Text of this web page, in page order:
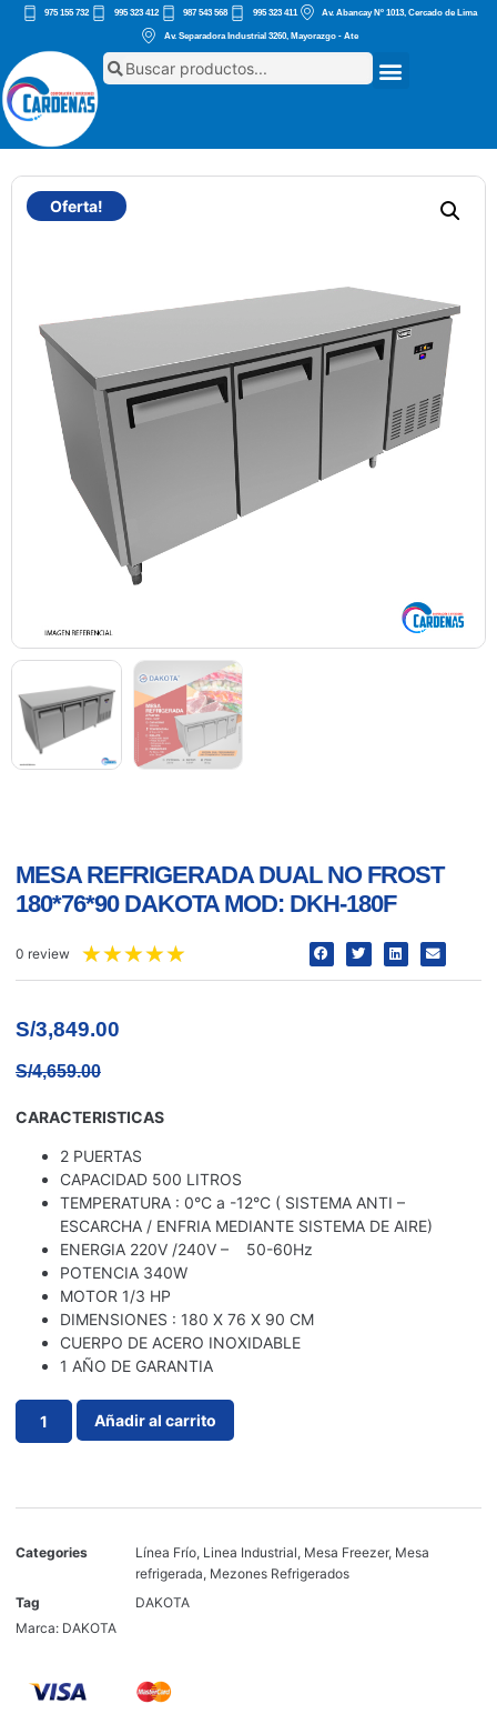
975 155 732 995 323 412 987 543 568 995 323 411 Av. Abancay Nº 1013, Cercado de Lima
Av. Separadora Industrial 3260, Mayorazgo - Ate
Oferta!
MESA REFRIGERADA DUAL NO FROST
180*76*90 DAKOTA MOD: DKH-180F
0 review ★★★★★
S/3,849.00
S/4,659.00
CARACTERISTICAS
2 PUERTAS
CAPACIDAD 500 LITROS
TEMPERATURA : 0°C a -12°C ( SISTEMA ANTI –
ESCARCHA / ENFRIA MEDIANTE SISTEMA DE AIRE)
ENERGIA 220V /240V – 50-60Hz
POTENCIA 340W
MOTOR 1/3 HP
DIMENSIONES : 180 X 76 X 90 CM
CUERPO DE ACERO INOXIDABLE
1 AÑO DE GARANTIA
Añadir al carrito
Categories Línea Frío, Linea Industrial, Mesa Freezer, Mesa
refrigerada, Mezones Refrigerados
Tag
DAKOTA
Marca: DAKOTA